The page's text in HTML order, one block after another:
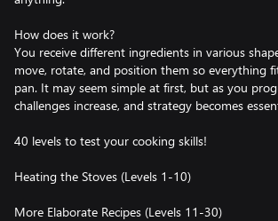
How does it work?
You receive different ingredients in various
move, rotate, and position them so everything
pan. It may seem simple at first, but as you
challenges increase, and strategy becomes
40 levels to test your cooking skills!
Heating the Stoves (Levels 1-10)
More Elaborate Recipes (Levels 11-30)